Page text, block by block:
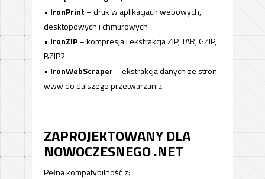
• IronPrint – druk w aplikacjach webowych,
desktopowych i chmurowych
• IronZIP– kompresja i ekstrakcja ZIP, TAR, GZIP,
BZIP2
• IronWebScraper – ekstrakcja danych ze stron
www do dalszego przetwarzania
ZAPROJEKTOWANY DLA
NOWOCZESNEGO .NET
Pełna kompatybilność z: